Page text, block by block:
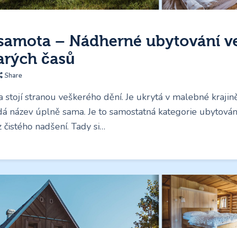
– Nádherné ubytování
časů
Share
stojí stranou veškerého dění. Je ukrytá v malebné
název úplně sama. Je to samostatná kategorie
čistého nadšení. Tady si…